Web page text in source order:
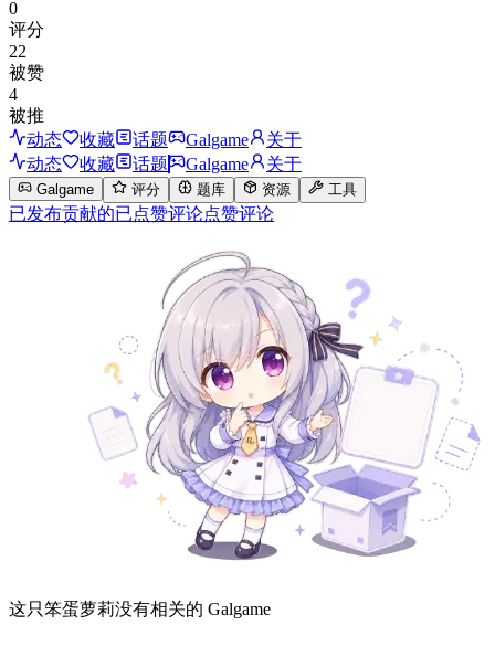
0
评分
22
被赞
4
被推
动态
收藏 话题 Galgame
关于
动态
收藏 话题 Galgame 关于
Galgame 评分 题库 资源 工具
已发布贡献的已点赞评论点赞评论
这只笨蛋萝莉没有相关的 Galgame